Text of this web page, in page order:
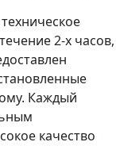
2-х часов,
Каждый
качество